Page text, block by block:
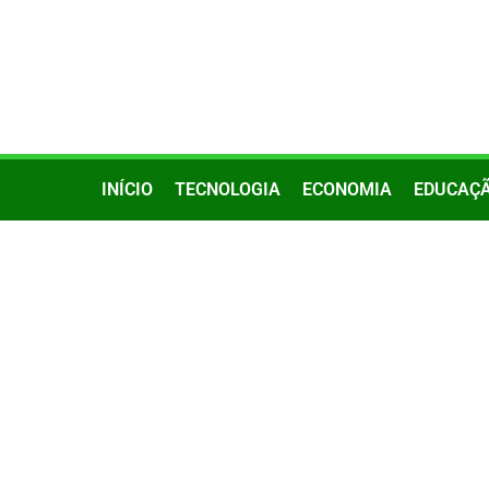
INÍCIO TECNOLOGIA ECONOMIA